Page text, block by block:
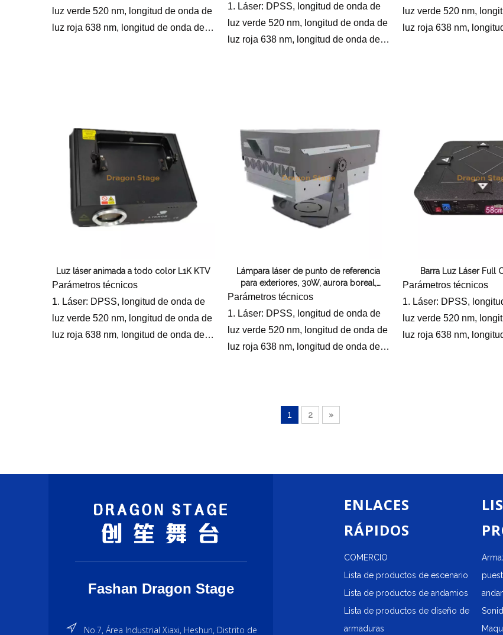
luz verde 520 nm, longitud de onda de
luz roja 638 nm, longitud de onda de
Sistema de escaneo: galvanómetro de
escaneo de alta velocidad de 20 Kpps
5. Modo de control: control por
voz/automático/DMX512
1. Láser: DPSS, longitud de onda de
luz verde 520 nm, longitud de onda de
luz roja 638 nm, longitud de onda de
4. Sistema de escaneo: escaneo
sistemático de motor paso a paso de
alta precisión:
5. Modo de control: control por
voz/automático/DMX512
luz verde 520 nm,
luz roja 638 nm,
escaneo de alta
5. Modo de control:
voz/automático/
Luz láser animada a todo color L1K KTV
Parámetros técnicos
1. Láser: DPSS, longitud de onda de
luz verde 520 nm, longitud de onda de
luz roja 638 nm, longitud de onda de
Lámpara láser de punto de referencia
para exteriores, 30W, aurora boreal,
edificio de ingeniería de túneles espacio-
Parámetros técnicos
1. Láser: DPSS, longitud de onda de
luz verde 520 nm, longitud de onda de
luz roja 638 nm, longitud de onda de
3 Potencia del láser: RGB 30000
Barra Luz Láser Full
Parámetros técnicos
1. Láser: DPSS,
luz verde 520 nm,
luz roja 638 nm,
voz/automático/
1 2 »
Fashan Dragon Stage
No.7, Área Industrial Xiaxi, Heshun, Distrito de
ENLACES
RÁPIDOS
COMERCIO
Lista de productos de escenario
Lista de productos de andamios
Lista de productos de diseño de
armaduras